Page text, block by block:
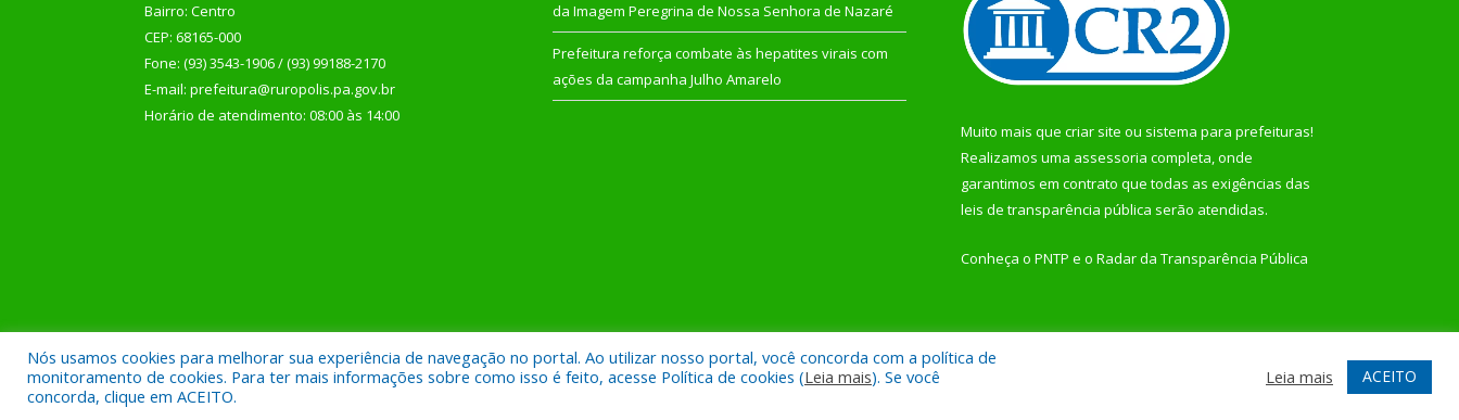
Bairro: Centro
CEP: 68165-000
Fone: (93) 3543-1906 / (93) 99188-2170
E-mail: prefeitura@ruropolis.pa.gov.br
Horário de atendimento: 08:00 às 14:00
da Imagem Peregrina de Nossa Senhora de Nazaré
Prefeitura reforça combate às hepatites virais com
ações da campanha Julho Amarelo
Muito mais que criar site ou sistema para prefeituras!
Realizamos uma assessoria completa, onde
garantimos em contrato que todas as exigências das
leis de transparência pública serão atendidas.
Conheça o PNTP e o Radar da Transparência Pública
Todos os direitos reservados a Prefeitura Municipal de Rurópolis. Mapa do Site Acessar Webmail
Nós usamos cookies para melhorar sua experiência de navegação no portal. Ao utilizar nosso portal, você concorda com a política de
monitoramento de cookies. Para ter mais informações sobre como isso é feito, acesse Política de cookies (Leia mais). Se você
concorda, clique em ACEITO.
Leia mais ACEITO